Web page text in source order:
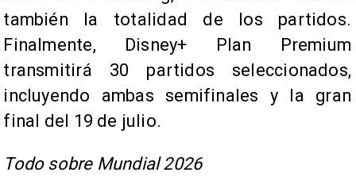
también la totalidad de los partidos.
Finalmente, Disney+ Plan Premium
transmitirá 30 partidos seleccionados,
incluyendo ambas semifinales y la gran
final del 19 de julio.
Todo sobre Mundial 2026